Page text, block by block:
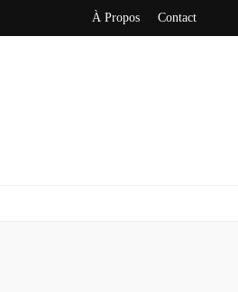
À Propos Contact